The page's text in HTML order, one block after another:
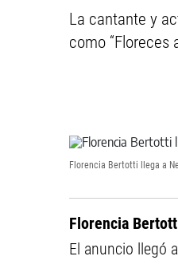
La cantante y
como “Floreces
Florencia Bertotti llega a
Florencia
El anuncio llegó